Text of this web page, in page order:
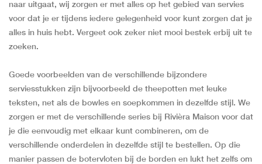
naar uitgaat, wij zorgen er met alles op het gebied van servies
voor dat je er tijdens iedere gelegenheid voor kunt zorgen dat je
alles in huis hebt. Vergeet ook zeker niet mooi bestek erbij uit te
zoeken.
Goede voorbeelden van de verschillende bijzondere
serviesstukken zijn bijvoorbeeld de theepotten met leuke
teksten, net als de bowles en soepkommen in dezelfde stijl. We
zorgen er met de verschillende series bij Rivièra Maison voor dat
je die eenvoudig met elkaar kunt combineren, om de
verschillende onderdelen in dezelfde stijl te bestellen. Op die
manier passen de botervloten bij de borden en lukt het zelfs om